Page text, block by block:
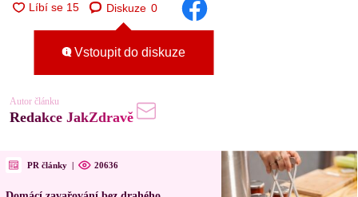
Diskuze 0
Vstoupit do diskuze
Autor článku
Redakce JakZdravě
PR články | 20636